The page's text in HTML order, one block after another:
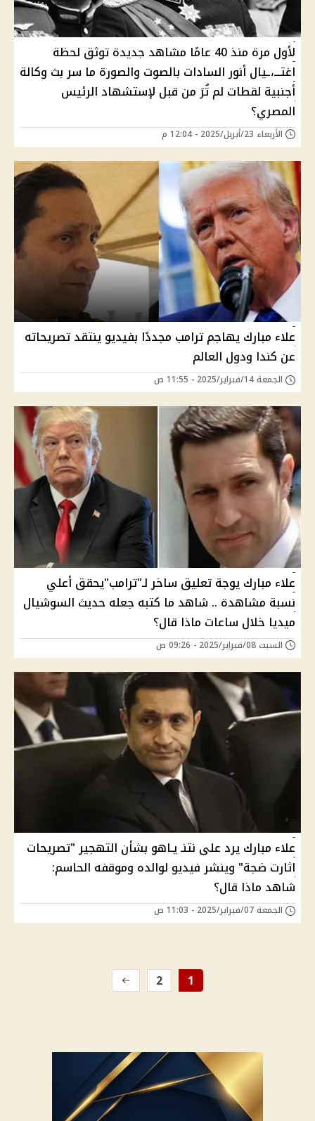
لأول مرة منذ 40 عامًا مشاهد جديدة توثق لحظة
اغتـــ،ـيال أنور السادات بالصوت والصورة ما سر بث وكالة
أجنبية لقطات لم تُرَ من قبل لإستشهاد الرئيس
المصري؟
الأربعاء 23/أبريل/2025 - 12:04 م
علاء مبارك يهاجم ترامب مجددًا بفيديو ينتقد تصريحاته
عن كندا ودول العالم
الجمعة 14/فبراير/2025 - 11:55 ص
علاء مبارك يوجة تعليق ساخر لـ"ترامب"يحقق أعلي
نسبة مشاهدة .. شاهد ما كتبه جعله حديث السوشيال
ميديا خلال ساعات ماذا قال؟
السبت 08/فبراير/2025 - 09:26 ص
علاء مبارك يرد على نتنـ يـاهو بشأن التهجير "تصريحات
اثارت ضجة" وينشر فيديو لوالده وموقفه الحاسم:
شاهد ماذا قال؟
الجمعة 07/فبراير/2025 - 11:03 ص
1
2